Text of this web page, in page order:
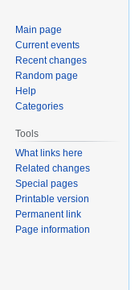
Main page
Current events
Recent changes
Random page
Help
Categories
Tools
What links here
Related changes
Special pages
Printable version
Permanent link
Page information